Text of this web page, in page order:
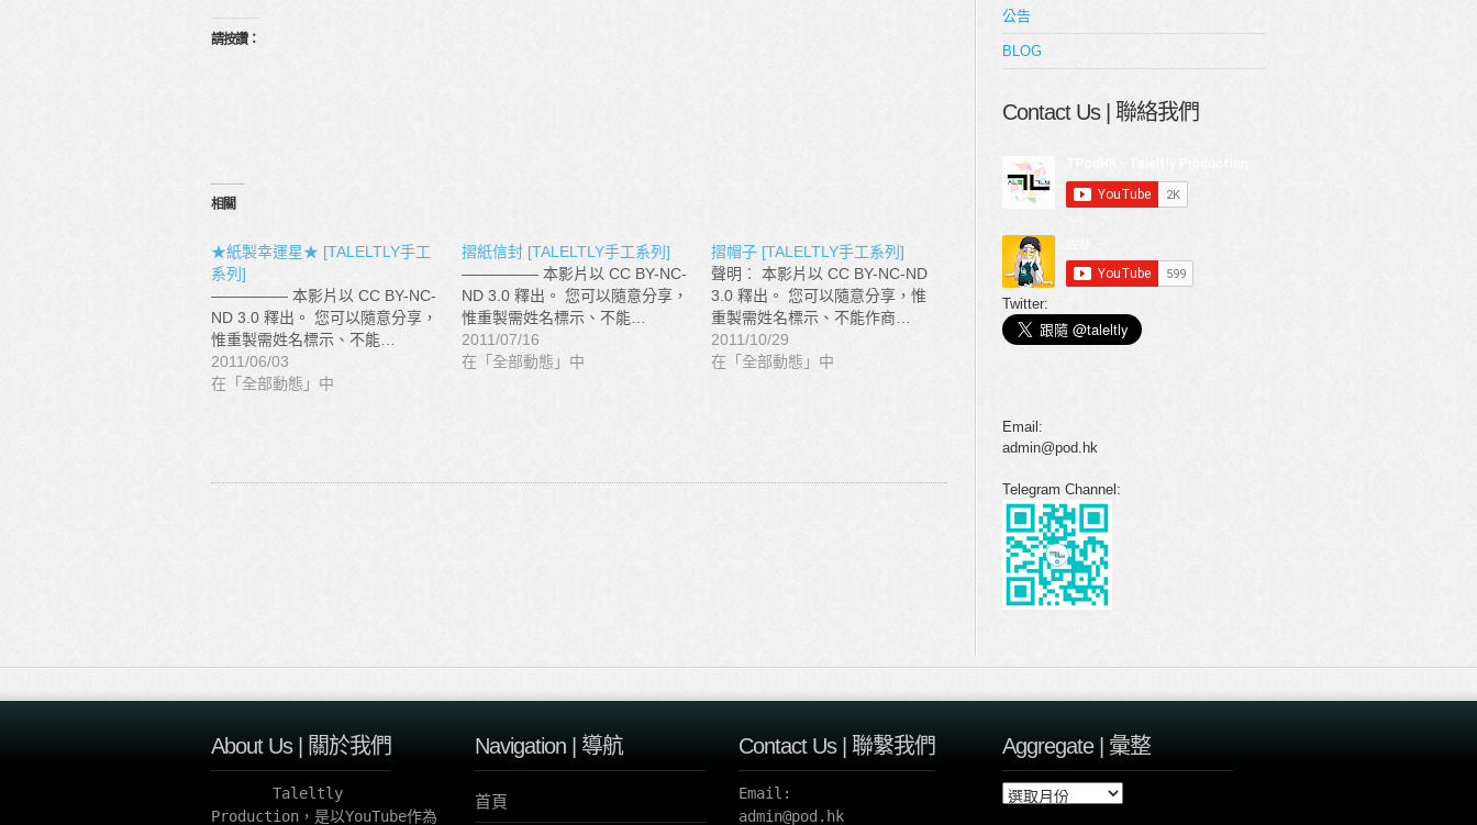
請按讚：
相關
★紙製幸運星★ [TALELTLY手工
系列]
————— 本影片以 CC BY-NC-
ND 3.0 釋出。 您可以隨意分享，
惟重製需姓名標示、不能…
2011/06/03
在「全部動態」中
摺紙信封 [TALELTLY手工系列]
————— 本影片以 CC BY-NC-
ND 3.0 釋出。 您可以隨意分享，
惟重製需姓名標示、不能…
2011/07/16
在「全部動態」中
摺帽子 [TALELTLY手工系列]
聲明︰ 本影片以 CC BY-NC-ND
3.0 釋出。 您可以隨意分享，惟
重製需姓名標示、不能作商…
2011/10/29
在「全部動態」中
公告
BLOG
Contact Us | 聯絡我們
Twitter:
Email:
admin@pod.hk
Telegram Channel:
About Us | 關於我們
Taleltly
Production，是以YouTube作為
Navigation | 導航
首頁
Contact Us | 聯繫我們
Email:
admin@pod.hk
Aggregate | 彙整
A